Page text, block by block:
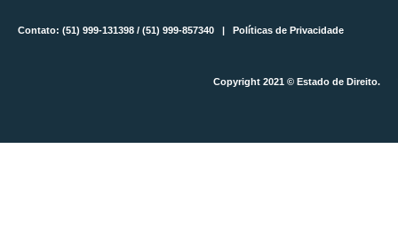
Contato: (51) 999-131398 / (51) 999-857340 | Políticas de Privacidade
Copyright 2021 © Estado de Direito.